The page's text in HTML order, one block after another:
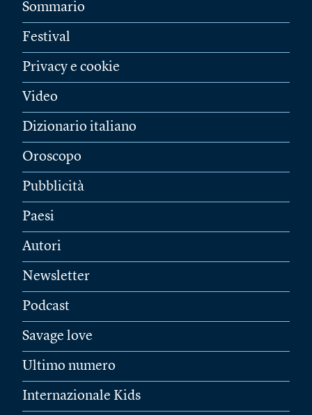
Sommario
Festival
Privacy e cookie
Video
Dizionario italiano
Oroscopo
Pubblicità
Paesi
Autori
Newsletter
Podcast
Savage love
Ultimo numero
Internazionale Kids